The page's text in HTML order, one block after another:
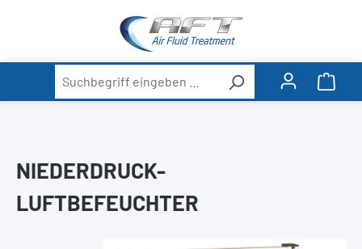
NIEDERDRUCK-
LUFTBEFEUCHTER